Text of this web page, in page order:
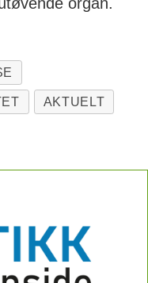
AKTUELT